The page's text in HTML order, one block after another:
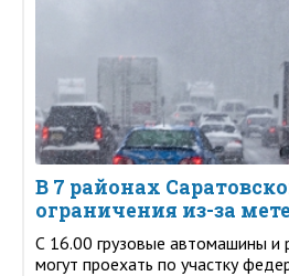
В 7 районах
ограничения из-за
С 16.00 грузовые автомашины и
могут проехать по участку